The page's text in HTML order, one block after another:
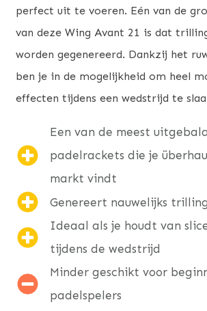
perfect uit te voeren. Eén van de
van deze Wing Avant 21 is dat
worden gegenereerd. Dankzij het
ben je in de mogelijkheid om heel
effecten tijdens een wedstrijd te
Een van de meest
padelrackets die je
markt vindt
Genereert nauwelijks
Ideaal als je houdt van
tijdens de wedstrijd
Minder geschikt voor
padelspelers